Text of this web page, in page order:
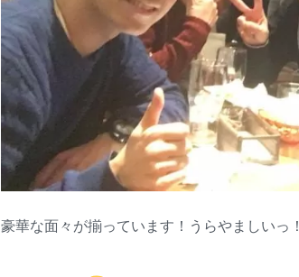
豪華な面々が揃っています！うらやましいっ